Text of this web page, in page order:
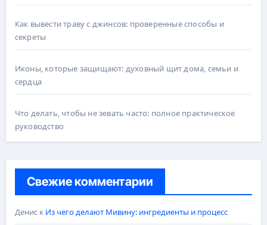
Как вывести траву с джинсов: проверенные способы и
секреты
Иконы, которые защищают: духовный щит дома, семьи и
сердца
Что делать, чтобы не зевать часто: полное практическое
руководство
Свежие комментарии
Дениск Из чего делают Мивину: ингредиенты и процесс